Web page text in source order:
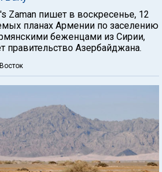
Zaman пишет в воскресенье, 12
планах Армении по заселению
беженцами из Сирии,
правительство Азербайджана.